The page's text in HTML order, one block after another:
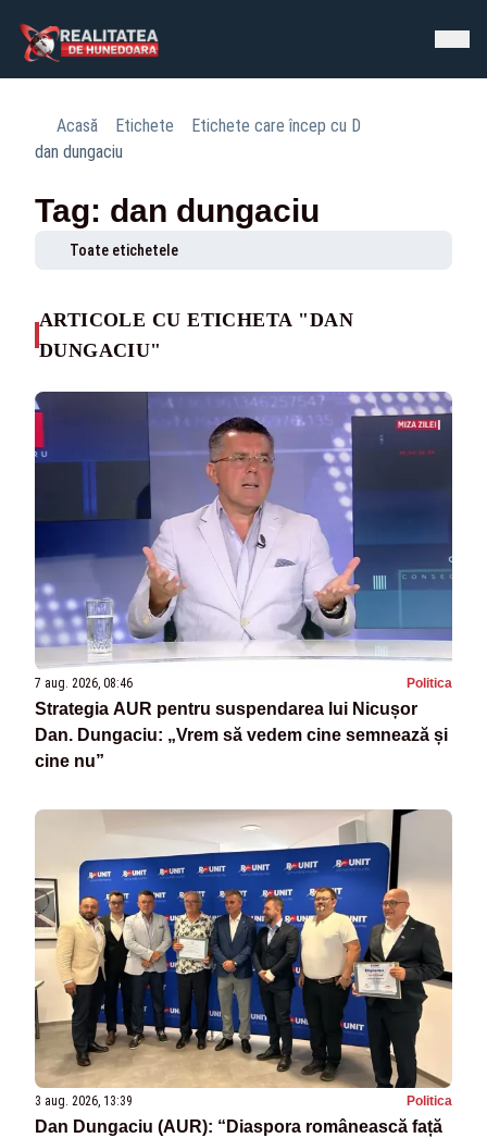
Acasă Etichete
Etichete care încep cu D
dan dungaciu
Tag: dan dungaciu
Toate etichetele
ARTICOLE CU ETICHETA "DAN
DUNGACIU"
7 aug. 2026, 08:46 Politica
Strategia AUR pentru suspendarea lui Nicușor
Dan. Dungaciu: „Vrem să vedem cine semnează și
cine nu”
3 aug. 2026, 13:39 Politica
Dan Dungaciu (AUR): “Diaspora românească față